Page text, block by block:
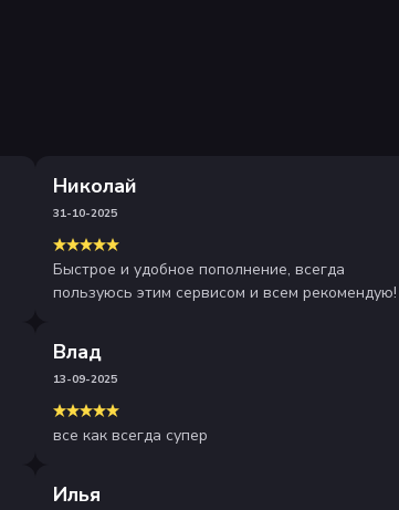
Николай
31-10-2025
Быстрое и удобное пополнение, всегда
пользуюсь этим сервисом и всем рекомендую!
Влад
13-09-2025
все как всегда супер
Илья